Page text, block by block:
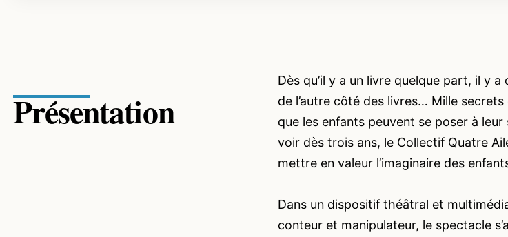
Présentation
Dès qu’il y a un livre quelque part, il y
de l’autre côté des livres… Mille
que les enfants peuvent se poser à
voir dès trois ans, le Collectif Quatre
mettre en valeur l’imaginaire des
Dans un dispositif théâtral et
conteur et manipulateur, le spectacle